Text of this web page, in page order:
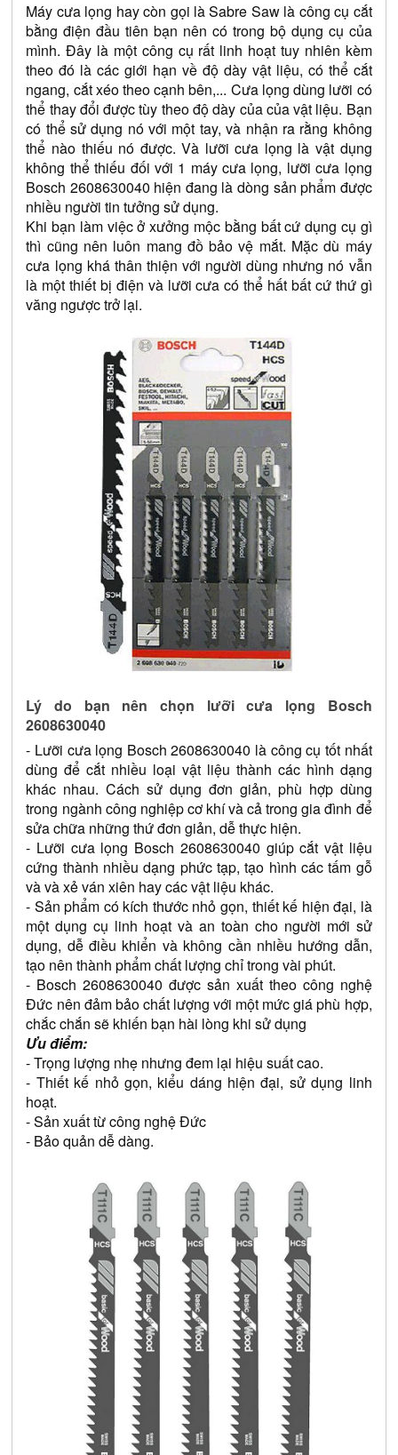
Máy cưa lọng hay còn gọi là Sabre Saw là công cụ cắt
bằng điện đầu tiên bạn nên có trong bộ dụng cụ của
mình. Đây là một công cụ rất linh hoạt tuy nhiên kèm
theo đó là các giới hạn về độ dày vật liệu, có thể cắt
ngang, cắt xéo theo cạnh bên,... Cưa lọng dùng lưỡi có
thể thay đổi được tùy theo độ dày của của vật liệu. Bạn
có thể sử dụng nó với một tay, và nhận ra rằng không
thể nào thiếu nó được. Và lưỡi cưa lọng là vật dụng
không thể thiếu đối với 1 máy cưa lọng, lưỡi cưa lọng
Bosch 2608630040 hiện đang là dòng sản phẩm được
nhiều người tin tưởng sử dụng.
Khi bạn làm việc ở xưởng mộc bằng bất cứ dụng cụ gì
thì cũng nên luôn mang đồ bảo vệ mắt. Mặc dù máy
cưa lọng khá thân thiện với người dùng nhưng nó vẫn
là một thiết bị điện và lưỡi cưa có thể hất bất cứ thứ gì
văng ngược trở lại.
Lý do bạn nên chọn lưỡi cưa lọng Bosch
2608630040
- Lưỡi cưa lọng Bosch 2608630040 là công cụ tốt nhất
dùng để cắt nhiều loại vật liệu thành các hình dạng
khác nhau. Cách sử dụng đơn giản, phù hợp dùng
trong ngành công nghiệp cơ khí và cả trong gia đình để
sửa chữa những thứ đơn giản, dễ thực hiện.
- Lưỡi cưa lọng Bosch 2608630040 giúp cắt vật liệu
cứng thành nhiều dạng phức tạp, tạo hình các tấm gỗ
và và xẻ ván xiên hay các vật liệu khác.
- Sản phẩm có kích thước nhỏ gọn, thiết kế hiện đại, là
một dụng cụ linh hoạt và an toàn cho người mới sử
dụng, dễ điều khiển và không cần nhiều hướng dẫn,
tạo nên thành phẩm chất lượng chỉ trong vài phút.
- Bosch 2608630040 được sản xuất theo công nghệ
Đức nên đảm bảo chất lượng với một mức giá phù hợp,
chắc chắn sẽ khiến bạn hài lòng khi sử dụng
Ưu điểm:
- Trọng lượng nhẹ nhưng đem lại hiệu suất cao.
- Thiết kế nhỏ gọn, kiểu dáng hiện đại, sử dụng linh
hoạt.
- Sản xuất từ công nghệ Đức
- Bảo quản dễ dàng.